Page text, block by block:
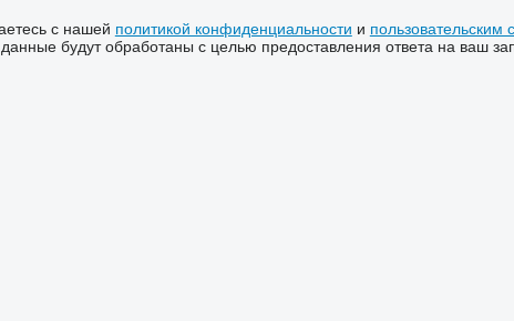
с нашей политикой конфиденциальности и пользовательским
будут обработаны с целью предоставления ответа на ваш